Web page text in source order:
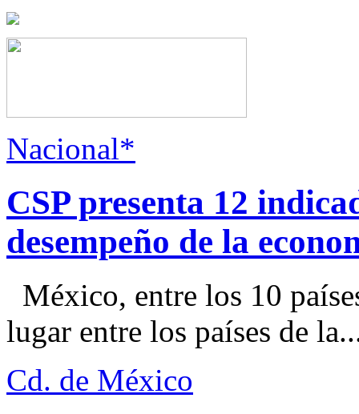
Nacional*
CSP presenta 12
desempeño de la
México, entre los 10
lugar entre los países de
Cd. de México